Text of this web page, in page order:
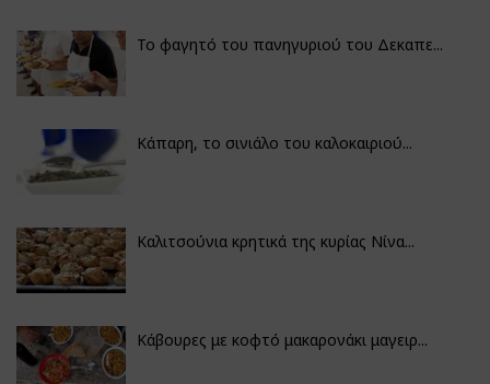
Το φαγητό του πανηγυριού του Δεκαπε...
Κάπαρη, το σινιάλο του καλοκαιριού...
Καλιτσούνια κρητικά της κυρίας Νίνα...
Κάβουρες με κοφτό μακαρονάκι μαγειρ...